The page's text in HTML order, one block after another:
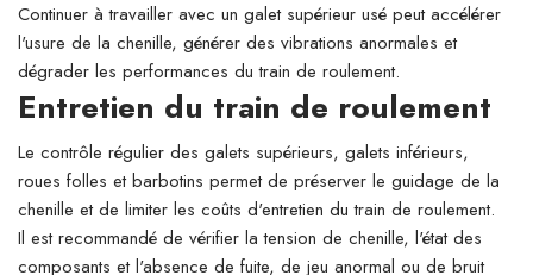
Continuer à travailler avec un galet supérieur usé peut accélérer
l'usure de la chenille, générer des vibrations anormales et
dégrader les performances du train de roulement.
Entretien du train de roulement
Le contrôle régulier des galets supérieurs, galets inférieurs,
roues folles et barbotins permet de préserver le guidage de la
chenille et de limiter les coûts d'entretien du train de roulement.
Il est recommandé de vérifier la tension de chenille, l'état des
composants et l'absence de fuite, de jeu anormal ou de bruit